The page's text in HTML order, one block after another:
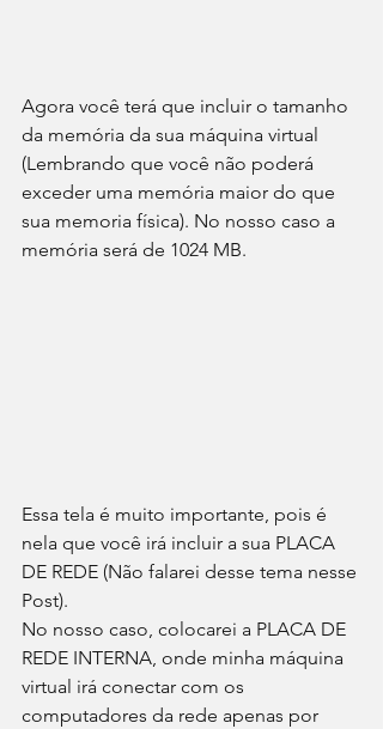
Agora você terá que incluir o tamanho
da memória da sua máquina virtual
(Lembrando que você não poderá
exceder uma memória maior do que
sua memoria física). No nosso caso a
memória será de 1024 MB.
Essa tela é muito importante, pois é
nela que você irá incluir a sua PLACA
DE REDE (Não falarei desse tema nesse
Post).
No nosso caso, colocarei a PLACA DE
REDE INTERNA, onde minha máquina
virtual irá conectar com os
computadores da rede apenas por